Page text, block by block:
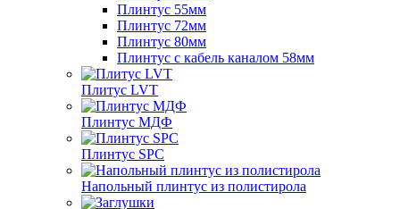
Плинтус 55мм
Плинтус 72мм
Плинтус 80мм
Плинтус с кабель каналом 58мм
Плитус LVT
Плинтус МДФ
Плинтус SPC
Напольный плинтус из полистирола